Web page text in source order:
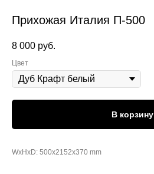
Прихожая Италия П-500
8 000 руб.
Цвет
В корзину
WxHxD: 500x2152x370 mm